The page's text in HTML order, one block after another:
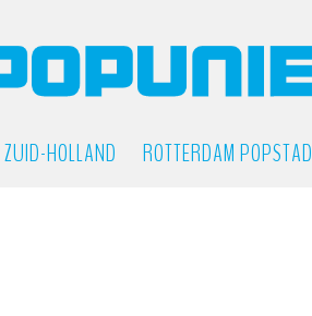
ZUID-HOLLAND ROTTERDAM POPSTAD